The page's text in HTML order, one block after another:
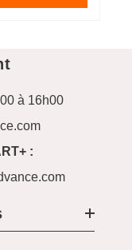
à 16h00
: